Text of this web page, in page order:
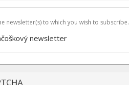
newsletter(s) to which you wish to subscribe.
newsletter